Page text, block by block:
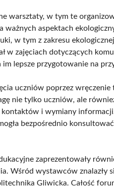
warsztaty, w tym te
aspektach
w tym z zakresu
w zajęciach dotyczących
lepsze przygotowanie na
uczniów poprzez wręczenie
nie tylko uczniów, ale
kontaktów i wymiany
bezpośrednio
zaprezentowały
Wśród wystawców znalazły
Gliwicka. Całość